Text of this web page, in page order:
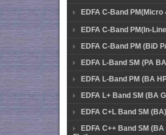
EDFA C-Band PM(Micro
EDFA C-Band PM(In-
EDFA C-Band PM (BiD
EDFA L-Band SM (PA
EDFA L-Band PM (BA
EDFA L+ Band SM (BA
EDFA C+L Band SM
EDFA C++ Band SM (BA